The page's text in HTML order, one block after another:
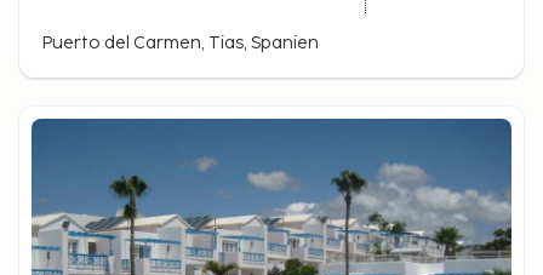
Puerto del Carmen, Tias, Spanien